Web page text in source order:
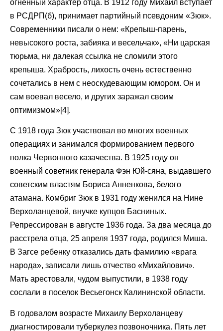
огненный характер отца. В 1912 году Михаил вступает
в РСДРП(б), принимает партийный псевдоним «Зюк».
Современники писали о нем: «Крепыш-парень,
невысокого роста, забияка и весельчак», «Ни царская
тюрьма, ни далекая ссылка не сломили этого
крепыша. Храбрость, лихость очень естественно
сочетались в нем с неоскудевающим юмором. Он и
сам воевал весело, и других заражал своим
оптимизмом»[4].
С 1918 года Зюк участвовал во многих военных
операциях и занимался формированием первого
полка Червонного казачества. В 1925 году он
военный советник генерала Фэн Юй-сяна, выдавшего
советским властям Бориса Анненкова, белого
атамана. Комбриг Зюк в 1931 году женился на Нине
Верхоланцевой, внучке купцов Басниных.
Репрессирован в августе 1936 года. За два месяца до
расстрела отца, 25 апреля 1937 года, родился Миша.
В Загсе ребенку отказались дать фамилию «врага
народа», записали лишь отчество «Михайлович».
Мать арестовали, чудом выпустили, в 1938 году
сослали в поселок Весьегонск Калининской области.
В годовалом возрасте Михаилу Верхоланцеву
диагностировали туберкулез позвоночника. Пять лет